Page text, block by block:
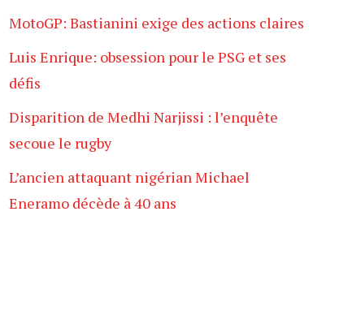
MotoGP: Bastianini exige des actions claires
Luis Enrique: obsession pour le PSG et ses
défis
Disparition de Medhi Narjissi : l’enquête
secoue le rugby
L’ancien attaquant nigérian Michael
Eneramo décède à 40 ans